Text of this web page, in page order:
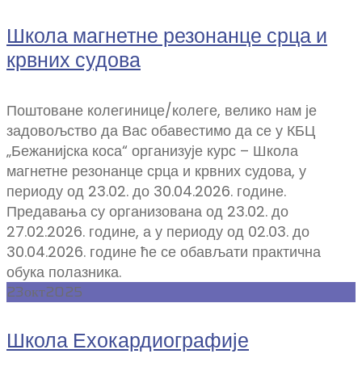
Школа магнетне резонанце срца и
крвних судова
Поштоване колегинице/колеге, велико нам је
задовољство да Вас обавестимо да се у КБЦ
„Бежанијска коса“ организује курс – Школа
магнетне резонанце срца и крвних судова, у
периоду од 23.02. до 30.04.2026. године.
Предавања су организована од 23.02. до
27.02.2026. године, а у периоду од 02.03. до
30.04.2026. године ће се обављати практична
обука полазника.
23окт2025
Школа Ехокардиографије